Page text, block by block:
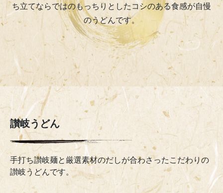
ち立てならではのもっちりとしたコシのある食感が自慢
のうどんです。
讃岐うどん
手打ち讃岐麺と厳選素材のだしが合わさったこだわりの
讃岐うどんです。